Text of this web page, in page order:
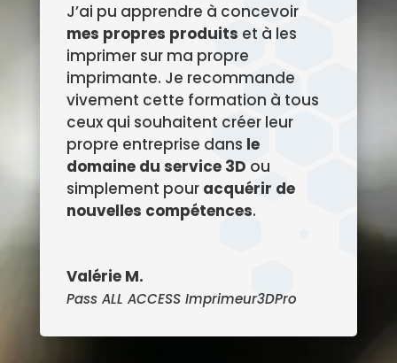
J’ai pu apprendre à concevoir
mes propres produits et à les
imprimer sur ma propre
imprimante. Je recommande
vivement cette formation à tous
ceux qui souhaitent créer leur
propre entreprise dans le
domaine du service 3D ou
simplement pour acquérir de
nouvelles compétences.
Valérie M.
Pass ALL ACCESS Imprimeur3DPro